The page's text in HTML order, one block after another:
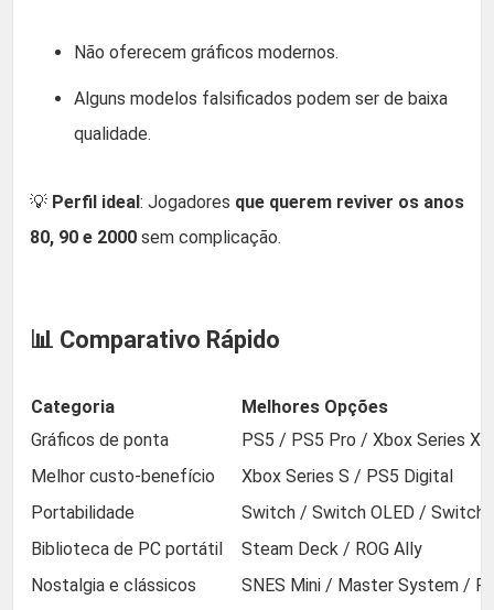
Não oferecem gráficos modernos.
Alguns modelos falsificados podem ser de baixa
qualidade.
💡 Perfil ideal: Jogadores que querem reviver os anos
80, 90 e 2000 sem complicação.
📊 Comparativo Rápido
Categoria
Melhores Opções
Gráficos de ponta
PS5 / PS5 Pro / Xbox Series X
Melhor custo-benefício
Xbox Series S / PS5 Digital
Portabilidade
Switch / Switch OLED / Switch
Biblioteca de PC portátil
Steam Deck / ROG Ally
Nostalgia e clássicos
SNES Mini / Master System /